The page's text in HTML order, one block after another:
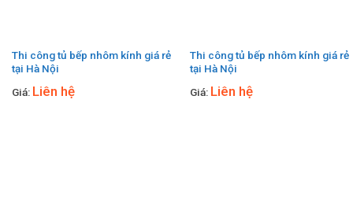
Thi công tủ bếp nhôm kính giá rẻ
tại Hà Nội
Giá: Liên hệ
Thi công tủ bếp nhôm kính giá rẻ
tại Hà Nội
Giá: Liên hệ